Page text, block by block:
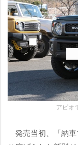
アピオ
発売当初、「納車